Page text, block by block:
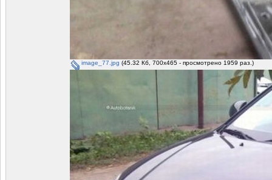
image_77.jpg (45.32 Кб, 700x465 - просмотрено 1959 раз.)